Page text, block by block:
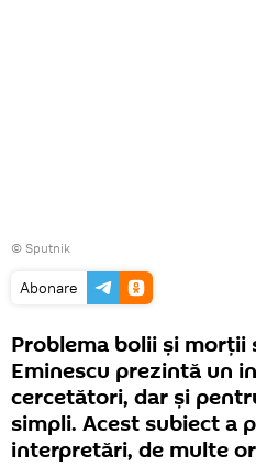
© Sputnik
Abonare
Problema bolii și
Eminescu prezintă un
cercetători, dar și
simpli. Acest subiect a
interpretări, de multe